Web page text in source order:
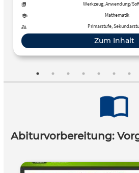
interaktiven Erklärungen u. a. für die Fächer Mathe,
Deutsch, Sachkunde. Diese eignen
Tablets, im Distanzunterricht
Hausaufgaben.
Werkzeug, Anwendung/
Mathematik
Primarstufe,
Zum Inhalt